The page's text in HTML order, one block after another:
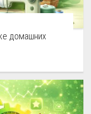
домашних